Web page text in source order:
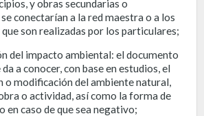
y obras secundarias o
conectarían a la red maestra o a los
son realizadas por los particulares;
del impacto ambiental: el documento
a conocer, con base en estudios, el
o modificación del ambiente natural,
o actividad, así como la forma de
caso de que sea negativo;